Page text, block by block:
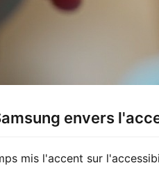
envers
mis l'accent sur